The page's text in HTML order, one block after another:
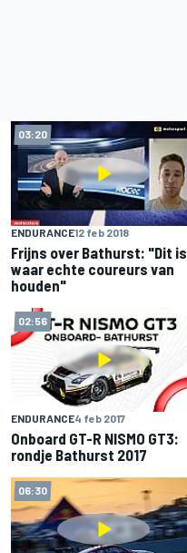
03:20
ENDURANCE12 feb 2018
Frijns over Bathurst: "Dit is
waar echte coureurs van
houden"
02:56
ENDURANCE4 feb 2017
Onboard GT-R NISMO GT3:
rondje Bathurst 2017
06:30